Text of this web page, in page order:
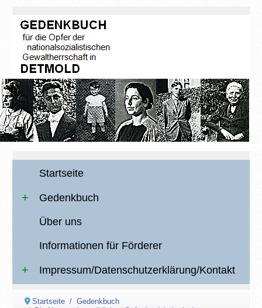
Startseite
Gedenkbuch
Über uns
Informationen für Förderer
Impressum/Datenschutzerklärung/Kontakt
Startseite
Gedenkbuch